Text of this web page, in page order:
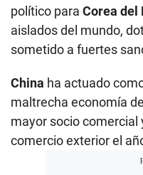
político para Corea del
aislados del mundo,
sometido a fuertes
China ha actuado
maltrecha economía
mayor socio comercial
comercio exterior el